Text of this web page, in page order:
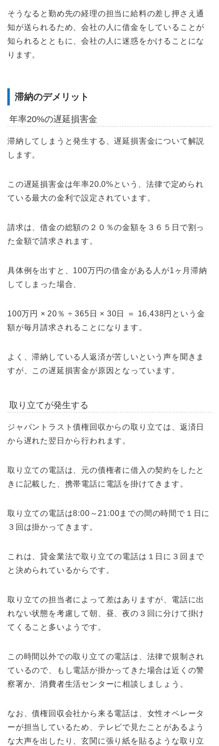
そうなると勤め先の経理の担当に給料の差し押さえ通
知が送られるため、会社の人に借金をしていることが
知られるとともに、会社の人に迷惑をかけることにな
ります。
滞納のデメリット
年率20%の遅延損害金
滞納してしまうと発生する、遅延損害金について解説
します。
この遅延損害金は年率20.0%という、法律で定められ
ている最大の金利で設定されています。
請求は、借金の総額の２０％の金額を３６５日で割っ
た金額で請求されます。
具体例を出すと、100万円の借金がある人が1ヶ月滞納
してしまった場合、
100万円 × 20％ ÷ 365日 × 30日 ＝ 16,438円という金
額が毎月請求されることになります。
よく、滞納している人返済が苦しいという声を聞きま
すが、この遅延損害金が原因となっています。
取り立てが発生する
ジャパントラスト債権回収からの取り立ては、返済日
から遅れた翌日から行われます。
取り立ての電話は、元の債権者に借入の契約をしたと
きに記載した、携帯電話に電話を掛けてきます。
取り立ての電話は8:00～21:00までの間の時間で１日に
３回は掛かってきます。
これは、貸金業法で取り立ての電話は１日に３回まで
と決められているからです。
取り立ての担当者によって差はありますが、電話に出
れない状態を考慮して朝、昼、夜の３回に分けて掛け
てくること多いようです。
この時間以外での取り立ての電話は、法律で規制され
ているので、もし電話が掛かってきた場合は近くの警
察署か、消費者生活センターに相談しましょう。
なお、債権回収会社から来る電話は、女性オペレータ
ーが担当しているため、テレビで見たことがあるよう
な大声を出したり、玄関に張り紙を貼るような取り立